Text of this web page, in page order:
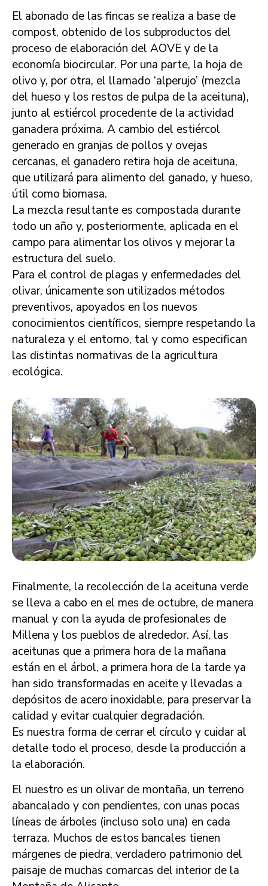
El abonado de las fincas se realiza a base de
compost, obtenido de los subproductos del
proceso de elaboración del AOVE y de la
economía biocircular. Por una parte, la hoja de
olivo y, por otra, el llamado ‘alperujo’ (mezcla
del hueso y los restos de pulpa de la aceituna),
junto al estiércol procedente de la actividad
ganadera próxima. A cambio del estiércol
generado en granjas de pollos y ovejas
cercanas, el ganadero retira hoja de aceituna,
que utilizará para alimento del ganado, y hueso,
útil como biomasa.
La mezcla resultante es compostada durante
todo un año y, posteriormente, aplicada en el
campo para alimentar los olivos y mejorar la
estructura del suelo.
Para el control de plagas y enfermedades del
olivar, únicamente son utilizados métodos
preventivos, apoyados en los nuevos
conocimientos científicos, siempre respetando la
naturaleza y el entorno, tal y como especifican
las distintas normativas de la agricultura
ecológica.
Finalmente, la recolección de la aceituna verde
se lleva a cabo en el mes de octubre, de manera
manual y con la ayuda de profesionales de
Millena y los pueblos de alrededor. Así, las
aceitunas que a primera hora de la mañana
están en el árbol, a primera hora de la tarde ya
han sido transformadas en aceite y llevadas a
depósitos de acero inoxidable, para preservar la
calidad y evitar cualquier degradación.
Es nuestra forma de cerrar el círculo y cuidar al
detalle todo el proceso, desde la producción a
la elaboración.
El nuestro es un olivar de montaña, un terreno
abancalado y con pendientes, con unas pocas
líneas de árboles (incluso solo una) en cada
terraza. Muchos de estos bancales tienen
márgenes de piedra, verdadero patrimonio del
paisaje de muchas comarcas del interior de la